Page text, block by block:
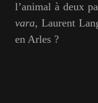
l’animal à deux
vara, Laurent
en Arles ?